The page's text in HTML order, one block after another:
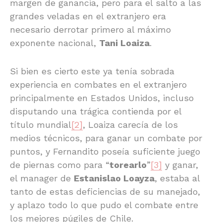
margen de ganancia, pero para el salto a las
grandes veladas en el extranjero era
necesario derrotar primero al máximo
exponente nacional, Tani Loaiza.
Si bien es cierto este ya tenía sobrada
experiencia en combates en el extranjero
principalmente en Estados Unidos, incluso
disputando una trágica contienda por el
título mundial[2], Loaiza carecía de los
medios técnicos, para ganar un combate por
puntos, y Fernandito poseía suficiente juego
de piernas como para “torearlo”[3] y ganar,
el manager de Estanislao Loayza, estaba al
tanto de estas deficiencias de su manejado,
y aplazo todo lo que pudo el combate entre
los mejores púgiles de Chile.